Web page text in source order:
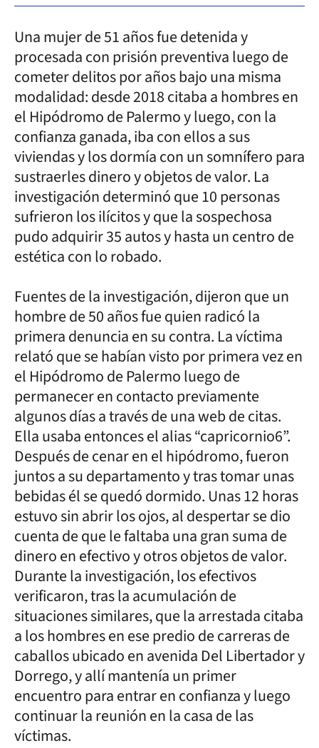
Una mujer de 51 años fue detenida y
procesada con prisión preventiva luego de
cometer delitos por años bajo una misma
modalidad: desde 2018 citaba a hombres en
el Hipódromo de Palermo y luego, con la
confianza ganada, iba con ellos a sus
viviendas y los dormía con un somnífero para
sustraerles dinero y objetos de valor. La
investigación determinó que 10 personas
sufrieron los ilícitos y que la sospechosa
pudo adquirir 35 autos y hasta un centro de
estética con lo robado.
Fuentes de la investigación, dijeron que un
hombre de 50 años fue quien radicó la
primera denuncia en su contra. La víctima
relató que se habían visto por primera vez en
el Hipódromo de Palermo luego de
permanecer en contacto previamente
algunos días a través de una web de citas.
Ella usaba entonces el alias “capricornio6”.
Después de cenar en el hipódromo, fueron
juntos a su departamento y tras tomar unas
bebidas él se quedó dormido. Unas 12 horas
estuvo sin abrir los ojos, al despertar se dio
cuenta de que le faltaba una gran suma de
dinero en efectivo y otros objetos de valor.
Durante la investigación, los efectivos
verificaron, tras la acumulación de
situaciones similares, que la arrestada citaba
a los hombres en ese predio de carreras de
caballos ubicado en avenida Del Libertador y
Dorrego, y allí mantenía un primer
encuentro para entrar en confianza y luego
continuar la reunión en la casa de las
víctimas.